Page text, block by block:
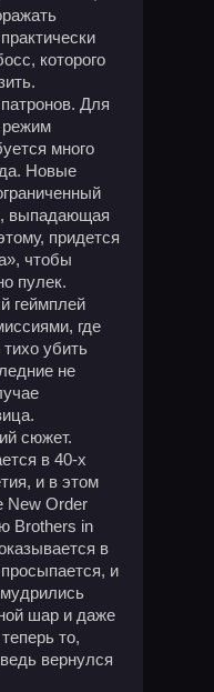
которого
Для
режим
много
Новые
выпадающая
придется
чтобы
пулек.
геймплей
где
убить
не
сюжет.
в 40-х
и в этом
New Order
Brothers in
в
и
шар и даже
то,
вернулся